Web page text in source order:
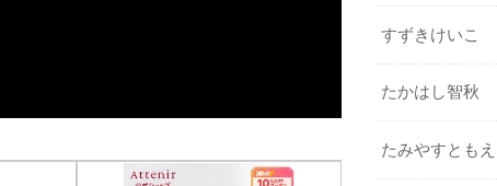
すずきけいこ
たかはし智秋
たみやすともえ